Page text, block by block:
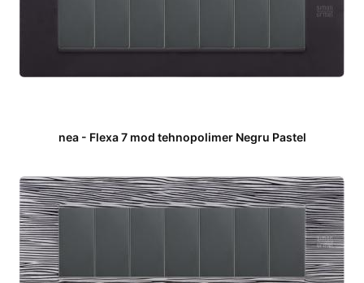
nea - Flexa 7 mod tehnopolimer Negru Pastel